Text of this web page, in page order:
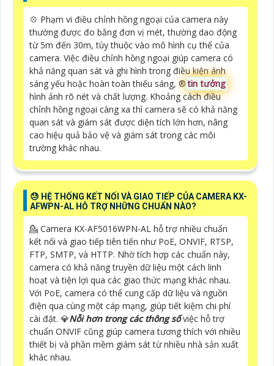
💠 Phạm vi điều chỉnh hồng ngoại của camera này
thường được đo bằng đơn vị mét, thường dao động
từ 5m đến 30m, tùy thuộc vào mô hình cụ thể của
camera. Việc điều chỉnh hồng ngoại giúp camera có
khả năng quan sát và ghi hình trong điều kiện ánh
sáng yếu hoặc hoàn toàn thiếu sáng, ®️tin tưởng
hình ảnh rõ nét và chất lượng. Khoảng cách điều
chỉnh hồng ngoại càng xa thì camera sẽ có khả năng
quan sát và giám sát được diện tích lớn hơn, nâng
cao hiệu quả bảo vệ và giám sát trong các môi
trường khác nhau.
😓 HỆ THỐNG KẾT NỐI VÀ GIAO TIẾP CỦA CAMERA KX-
AFWPN-AL HỖ TRỢ NHỮNG CHUẨN NÀO?
💁 Camera KX-AF5016WPN-AL hỗ trợ nhiều chuẩn
kết nối và giao tiếp tiên tiến như PoE, ONVIF, RTSP,
FTP, SMTP, và HTTP. Nhờ tích hợp các chuẩn này,
camera có khả năng truyền dữ liệu một cách linh
hoạt và tiện lợi qua các giao thức mạng khác nhau.
Với PoE, camera có thể cung cấp dữ liệu và nguồn
điện qua cùng một cáp mạng, giúp tiết kiệm chi phí
cài đặt. 💎Nỗi hơn trong các thông sốviệc hỗ trợ
chuẩn ONVIF cũng giúp camera tương thích với nhiều
thiết bị và phần mềm giám sát từ nhiều nhà sản xuất
khác nhau.